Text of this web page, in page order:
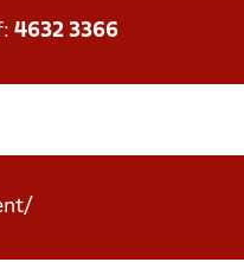
4632 3366